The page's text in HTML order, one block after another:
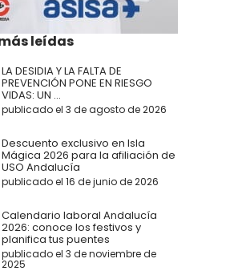
leídas
LA DESIDIA Y LA FALTA DE
PREVENCIÓN PONE EN RIESGO
VIDAS: UN ...
publicado el 3 de agosto de 2026
Descuento exclusivo en Isla
Mágica 2026 para la afiliación de
USO Andalucía
publicado el 16 de junio de 2026
Calendario laboral Andalucía
2026: conoce los festivos y
planifica tus puentes
publicado el 3 de noviembre de
2025